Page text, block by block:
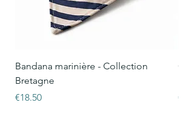
Bandana marinière - Collection
Bretagne
Price
€18.50
Price